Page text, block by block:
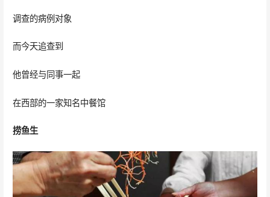
调查的病例对象
而今天追查到
他曾经与同事一起
在西部的一家知名中餐馆
捞鱼生